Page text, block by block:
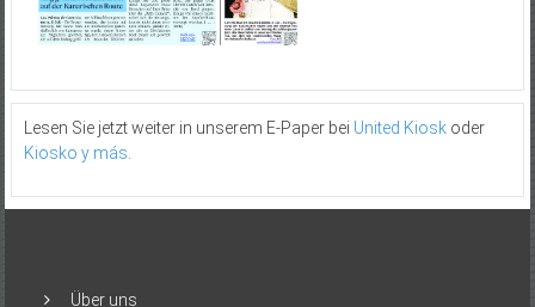
Lesen Sie jetzt weiter in unserem E-Paper bei United Kioskoder
Kiosko y más.
Über uns